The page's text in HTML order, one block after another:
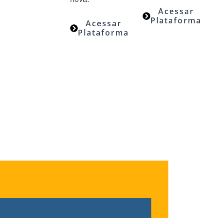
Acessar
Plataforma
Acessar
Plataforma